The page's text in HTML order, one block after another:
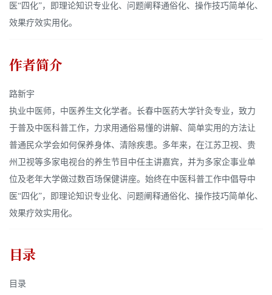
医“四化”，即理论知识专业化、问题阐释通俗化、操作技巧简单化、
效果疗效实用化。
作者简介
路新宇
执业中医师，中医养生文化学者。长春中医药大学针灸专业，致力
于普及中医科普工作，力求用通俗易懂的讲解、简单实用的方法让
普通民众学会如何保养身体、清除疾患。多年来，在江苏卫视、贵
州卫视等多家电视台的养生节目中任主讲嘉宾，并为多家企事业单
位及老年大学做过数百场保健讲座。始终在中医科普工作中倡导中
医“四化”，即理论知识专业化、问题阐释通俗化、操作技巧简单化、
效果疗效实用化。
目录
目录